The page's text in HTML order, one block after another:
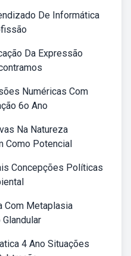
De Informática
Da Expressão
Numéricas Com
6o Ano
Na Natureza
Como Potencial
Concepções Políticas
Com Metaplasia
4 Ano Situações